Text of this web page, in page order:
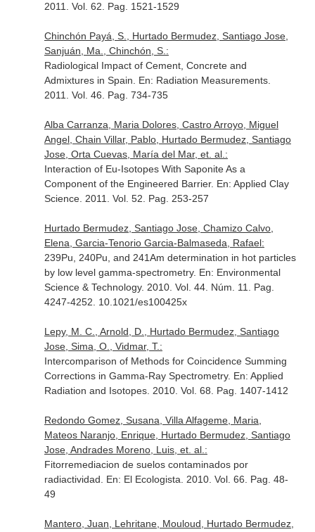
2011. Vol. 62. Pag. 1521-1529
Chinchón Payá, S., Hurtado Bermudez, Santiago Jose,
Sanjuán, Ma., Chinchón, S.:
Radiological Impact of Cement, Concrete and
Admixtures in Spain. En: Radiation Measurements.
2011. Vol. 46. Pag. 734-735
Alba Carranza, Maria Dolores, Castro Arroyo, Miguel
Angel, Chain Villar, Pablo, Hurtado Bermudez, Santiago
Jose, Orta Cuevas, María del Mar, et. al.:
Interaction of Eu-Isotopes With Saponite As a
Component of the Engineered Barrier. En: Applied Clay
Science. 2011. Vol. 52. Pag. 253-257
Hurtado Bermudez, Santiago Jose, Chamizo Calvo,
Elena, Garcia-Tenorio Garcia-Balmaseda, Rafael:
239Pu, 240Pu, and 241Am determination in hot particles
by low level gamma-spectrometry. En: Environmental
Science & Technology. 2010. Vol. 44. Núm. 11. Pag.
4247-4252. 10.1021/es100425x
Lepy, M. C., Arnold, D., Hurtado Bermudez, Santiago
Jose, Sima, O., Vidmar, T.:
Intercomparison of Methods for Coincidence Summing
Corrections in Gamma-Ray Spectrometry. En: Applied
Radiation and Isotopes. 2010. Vol. 68. Pag. 1407-1412
Redondo Gomez, Susana, Villa Alfageme, Maria,
Mateos Naranjo, Enrique, Hurtado Bermudez, Santiago
Jose, Andrades Moreno, Luis, et. al.:
Fitorremediacion de suelos contaminados por
radiactividad. En: El Ecologista . 2010. Vol. 66. Pag. 48-
49
Mantero, Juan, Lehritane, Mouloud, Hurtado Bermudez,